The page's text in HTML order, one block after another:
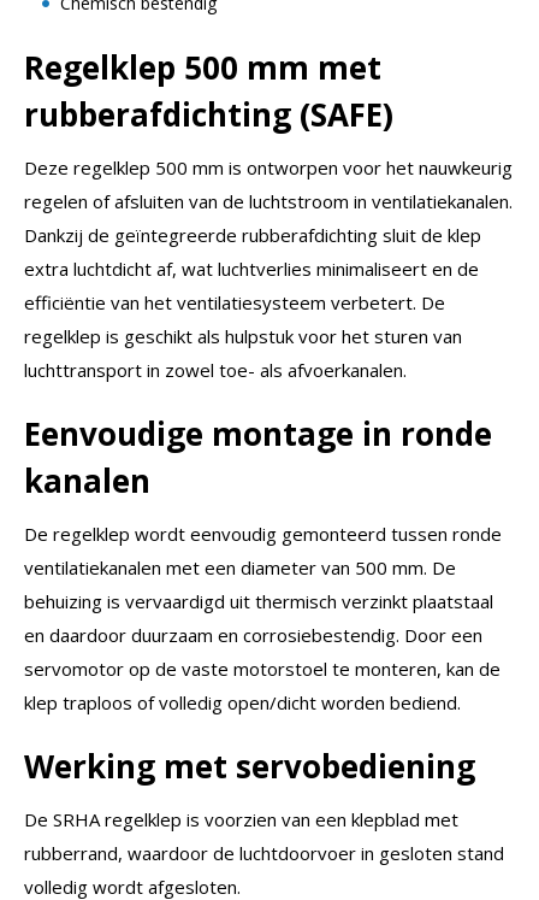
Regelklep 500 mm met
rubberafdichting (SAFE)
Deze regelklep 500 mm is ontworpen voor het nauwkeurig
regelen of afsluiten van de luchtstroom in ventilatiekanalen.
Dankzij de geïntegreerde rubberafdichting sluit de klep
extra luchtdicht af, wat luchtverlies minimaliseert en de
efficiëntie van het ventilatiesysteem verbetert. De
regelklep is geschikt als hulpstuk voor het sturen van
luchttransport in zowel toe- als afvoerkanalen.
Eenvoudige montage in ronde
kanalen
De regelklep wordt eenvoudig gemonteerd tussen ronde
ventilatiekanalen met een diameter van 500 mm. De
behuizing is vervaardigd uit thermisch verzinkt plaatstaal
en daardoor duurzaam en corrosiebestendig. Door een
servomotor op de vaste motorstoel te monteren, kan de
klep traploos of volledig open/dicht worden bediend.
Werking met servobediening
De SRHA regelklep is voorzien van een klepblad met
rubberrand, waardoor de luchtdoorvoer in gesloten stand
volledig wordt afgesloten.